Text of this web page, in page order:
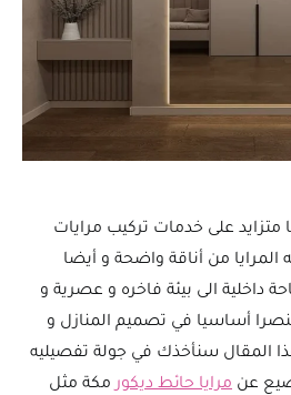
متزايد على خدمات تركيب مرايات
من أناقة واضحة و أيضا
داخلية الى بيئة فاخره و عصرية و
أساسيا في تصميم المنازل و
المقال سنأخذك في جولة تفصيليه
عن مرايا حائط ديكور مكة مثل